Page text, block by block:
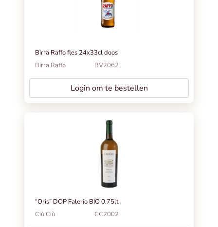
Birra Raffo fles 24x33cl doos
Birra Raffo
BV2062
Login om te bestellen
“Oris” DOP Falerio BIO 0,75lt
Ciù Ciù
CC2002